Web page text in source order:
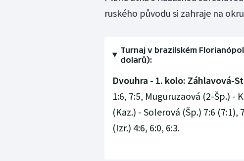
ruského původu si zahraje na
Turnaj v brazilském
dolarů):
Dvouhra - 1. kolo: Záhlavová-
1:6, 7:5, Muguruzaová (2-Šp.) -
(Kaz.) - Solerová (Šp.) 7:6 (7:1),
(Izr.) 4:6, 6:0, 6:3.